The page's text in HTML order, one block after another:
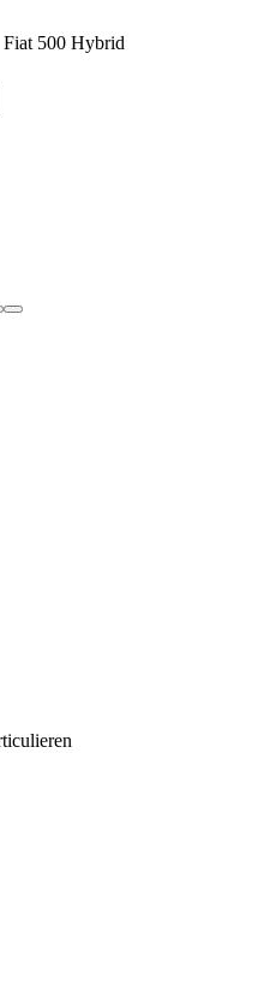
Fiat 500 Hybrid